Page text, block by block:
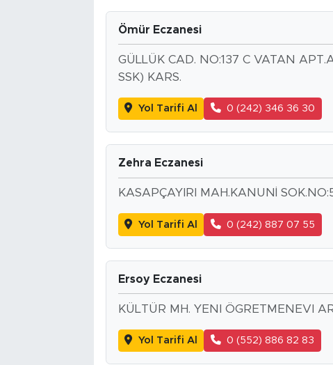
Ömür Eczanesi
GÜLLÜK CAD. NO:137 C VATAN
SSK) KARS.
Yol Tarifi Al 0 (242) 346 36 30
Zehra Eczanesi
KASAPÇAYIRI MAH.KANUNİ
Yol Tarifi Al 0 (242) 887 07 55
Ersoy Eczanesi
KÜLTÜR MH. YENI ÖGRETMENEVI
Yol Tarifi Al 0 (552) 886 82 83